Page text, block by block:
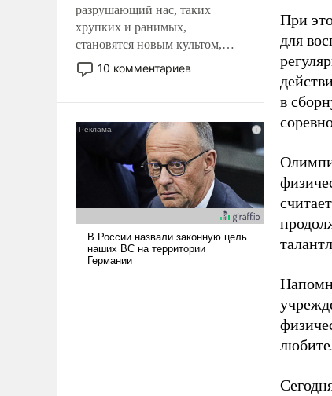
разрушающий нас, таких
хрупких и ранимых,
становятся новым культом,
постепенно вытесняя и
отменяя традиционное
ударами судьбы, брать на себя
ответственность, помогать
слабым, идти вперед и
адаптироваться.
10 комментариев
При
для
в